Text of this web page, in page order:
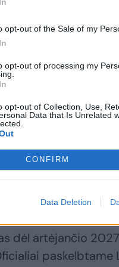
opt-out of the Sale of my
opt-out of processing my
opt-out of Collection, Use,
Data that Is Unrelated
CONFIRM
Data Deletion
teigia jokio
komanda
tinkluose nėra
varžybų
į Šiaulius, todėl ji
atstovės lapkričio
tarp abiejų
dėl artėjančio
paskelbtame